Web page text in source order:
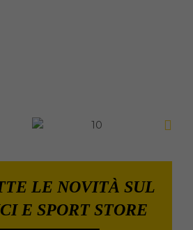
LE NOVITÀ SUL
E SPORT STORE